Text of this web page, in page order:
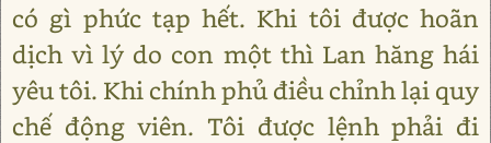
có gì phức tạp hết. Khi tôi được hoãn
dịch vì lý do con một thì Lan hăng hái
yêu tôi. Khi chính phủ điều chỉnh lại quy
chế động viên. Tôi được lệnh phải đi